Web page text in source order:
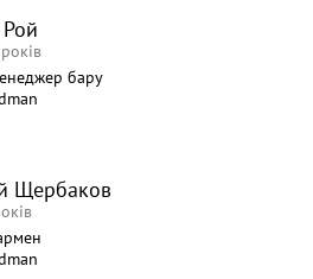
бару
Щербаков